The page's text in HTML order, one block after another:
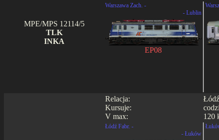
MPE/MPS 12114/5
TLK
INKA
Warszawa Zach. -
- Lublin
EP08
Relacja:
Kursuje:
V max:
120
Łódź Fabr. -
- Łuków